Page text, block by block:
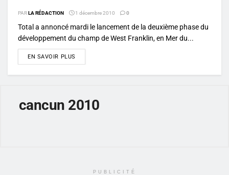
PARLA RÉDACTION 1 décembre 2010 0
Total a annoncé mardi le lancement de la deuxième phase du
développement du champ de West Franklin, en Mer du...
EN SAVOIR PLUS
cancun 2010
PUBLICITÉ